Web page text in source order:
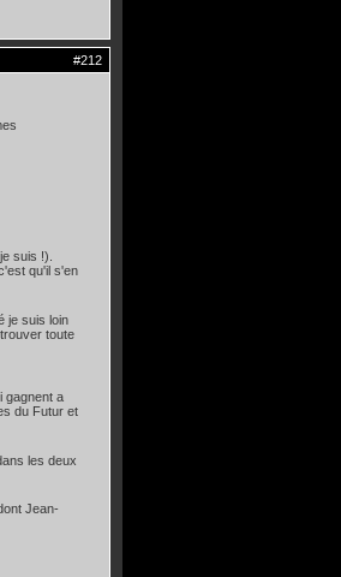
#212
suis !).
qu'il s'en
je suis loin
toute
gagnent a
du Futur et
les deux
Jean-